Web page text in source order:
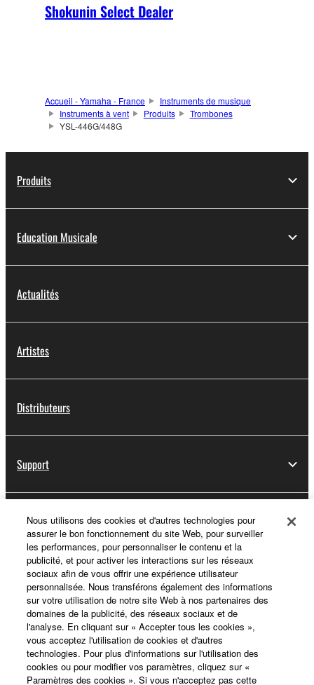
Shokunin Select Dealer
Accueil - Yamaha - France
Instruments de musique
Instruments à vent
Produits
Trombones
YSL-446G/448G
Produits
Education Musicale
Actualités
Artistes
Distributeurs
Support
Yamaha Music ID - Enregistrement
A propos de Yamaha
France - French
Professionnel
Nous utilisons des cookies et d'autres technologies pour
assurer le bon fonctionnement du site Web, pour surveiller
les performances, pour personnaliser le contenu et la
publicité, et pour activer les interactions sur les réseaux
sociaux afin de vous offrir une expérience utilisateur
personnalisée. Nous transférons également des informations
sur votre utilisation de notre site Web à nos partenaires des
domaines de la publicité, des réseaux sociaux et de
l'analyse. En cliquant sur « Accepter tous les cookies »,
vous acceptez l'utilisation de cookies et d'autres
technologies. Pour plus d'informations sur l'utilisation des
cookies ou pour modifier vos paramètres, cliquez sur «
Paramètres des cookies ». Si vous n'acceptez pas cette